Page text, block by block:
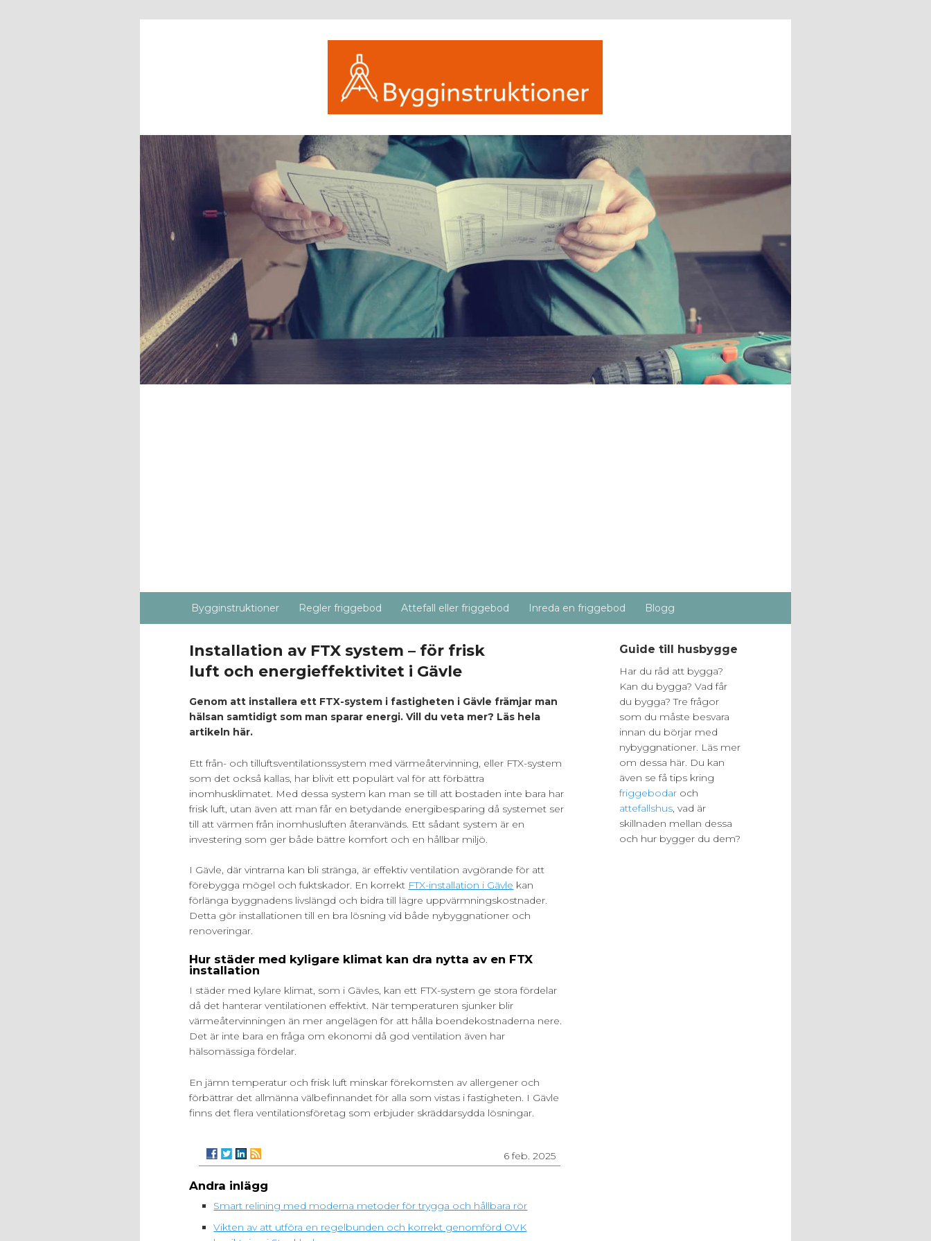
Bygginstruktioner Regler friggebod Attefall eller friggebod Inreda en friggebod Blogg
Installation av FTX system – för frisk
luft och energieffektivitet i Gävle
Genom att installera ett FTX-system i fastigheten i Gävle främjar man
hälsan samtidigt som man sparar energi. Vill du veta mer? Läs hela
artikeln här.
Ett från- och tilluftsventilationssystem med värmeåtervinning, eller FTX-system
som det också kallas, har blivit ett populärt val för att förbättra
inomhusklimatet. Med dessa system kan man se till att bostaden inte bara har
frisk luft, utan även att man får en betydande energibesparing då systemet ser
till att värmen från inomhusluften återanvänds. Ett sådant system är en
investering som ger både bättre komfort och en hållbar miljö.
I Gävle, där vintrarna kan bli stränga, är effektiv ventilation avgörande för att
förebygga mögel och fuktskador. En korrekt FTX-installation i Gävle kan
förlänga byggnadens livslängd och bidra till lägre uppvärmningskostnader.
Detta gör installationen till en bra lösning vid både nybyggnationer och
renoveringar.
Hur städer med kyligare klimat kan dra nytta av en FTX
installation
I städer med kylare klimat, som i Gävles, kan ett FTX-system ge stora fördelar
då det hanterar ventilationen effektivt. När temperaturen sjunker blir
värmeåtervinningen än mer angelägen för att hålla boendekostnaderna nere.
Det är inte bara en fråga om ekonomi då god ventilation även har
hälsomässiga fördelar.
En jämn temperatur och frisk luft minskar förekomsten av allergener och
förbättrar det allmänna välbefinnandet för alla som vistas i fastigheten. I Gävle
finns det flera ventilationsföretag som erbjuder skräddarsydda lösningar.
6 feb. 2025
Andra inlägg
Smart relining med moderna metoder för trygga och hållbara rör
Vikten av att utföra en regelbunden och korrekt genomförd OVK
Guide till husbygge
Har du råd att bygga?
Kan du bygga? Vad får
du bygga? Tre frågor
som du måste besvara
innan du börjar med
nybyggnationer. Läs mer
om dessa här. Du kan
även se få tips kring
friggebodar och
attefallshus, vad är
skillnaden mellan dessa
och hur bygger du dem?